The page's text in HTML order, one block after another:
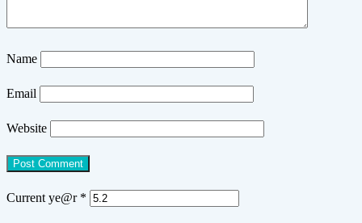
Name
Email
Website
Current ye@r *